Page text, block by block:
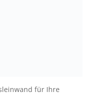
für Ihre